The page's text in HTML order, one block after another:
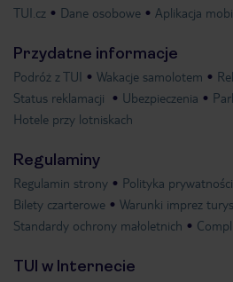
TUI.cz
Dane osobowe Aplikacja
Przydatne informacje
Podróż z TUI Wakacje samolotem
Status reklamacji
Ubezpieczenia
Hotele przy lotniskach
Regulaminy
Regulamin strony Polityka prywatności
Bilety czarterowe
Warunki imprez
Standardy ochrony małoletnich
TUI w Internecie